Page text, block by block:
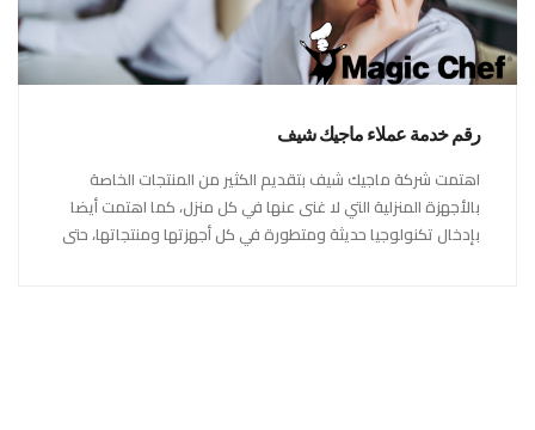
رقم خدمة عملاء ماجيك شيف
اهتمت شركة ماجيك شيف بتقديم الكثير من المنتجات الخاصة
بالأجهزة المنزلية التي لا غنى عنها في كل منزل، كما اهتمت أيضا
بإدخال تكنولوجيا حديثة ومتطورة في كل أجهزتها ومنتجاتها، حتى